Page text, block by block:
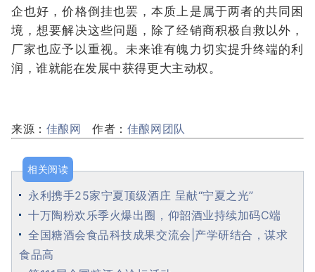
企也好，价格倒挂也罢，本质上是属于两者的共同困
境，想要解决这些问题，除了经销商积极自救以外，
厂家也应予以重视。未来谁有魄力切实提升终端的利
润，谁就能在发展中获得更大主动权。
来源： 佳酿网 作者： 佳酿网团队
相关阅读
永利携手25家宁夏顶级酒庄 呈献“宁夏之光”
十万陶粉欢乐季火爆出圈，仰韶酒业持续加码C端
全国糖酒会食品科技成果交流会|产学研结合，谋求
食品高